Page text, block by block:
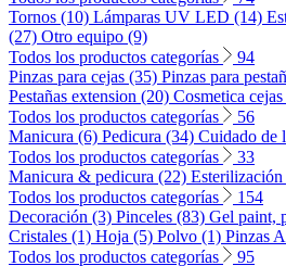
Tornos (10) Lámparas UV LED (14)
(27) Otro equipo (9)
Todos los productos categorías
94
Pinzas para cejas (35) Pinzas para
Pestañas extension (20) Cosmetica
Todos los productos categorías
56
Manicura (6) Pedicura (34) Cuidado de
Todos los productos categorías
33
Manicura & pedicura (22)
Todos los productos categorías
154
Decoración (3) Pinceles (83) Gel paint,
Cristales (1) Hoja (5) Polvo (1) Pinzas
Todos los productos categorías
95